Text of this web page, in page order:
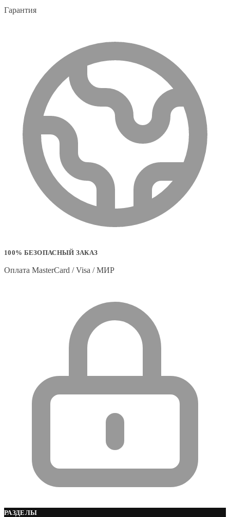
Гарантия
100% БЕЗОПАСНЫЙ ЗАКАЗ
Оплата MasterCard / Visa / МИР
РАЗДЕЛЫ